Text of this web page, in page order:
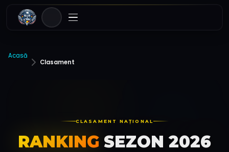
Acasă
Clasament
CLASAMENT NAȚIONAL
RANKING SEZON 2026